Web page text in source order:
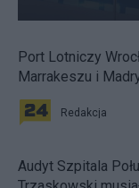
Port Lotniczy
Marrakeszu i
Redakcja
Audyt Szpitala